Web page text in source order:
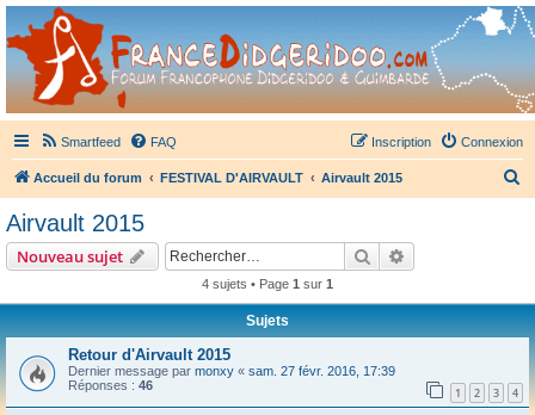
France Didgeridoo
Didgeridoo et Guimbarde sur France Didgeridoo - retrouvez la communauté.
Smartfeed FAQ Connexion
Inscription
Accueil du forum FESTIVAL D'AIRVAULT Airvault 2015
e
Airvault 2015
Nouveau sujet Rechercher
4 sujets • Page 1 sur 1
Sujets
Retour d'Airvault 2015
Dernier message par monxy « sam. 27 févr. 2016, 17:39
Réponses : 46 1 2 3 4